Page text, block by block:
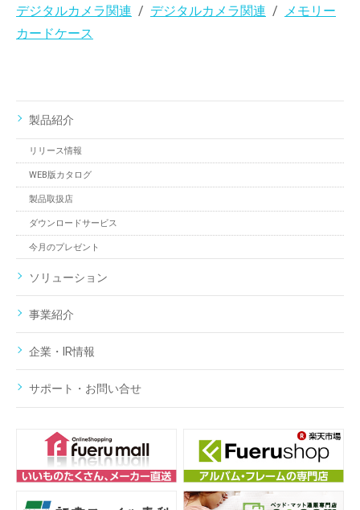
デジタルカメラ関連 デジタルカメラ関連
メモリー
カードケース
製品紹介
リリース情報
WEB版カタログ
製品取扱店
ダウンロードサービス
今月のプレゼント
ソリューション
事業紹介
企業・IR情報
サポート・お問い合せ